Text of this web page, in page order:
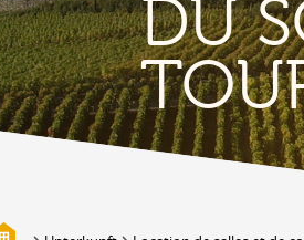
NATUR
Die Region
Wandern und Sportwege
Das Wallis mit Fahrrad und
Mountainbike
Biotope
DU